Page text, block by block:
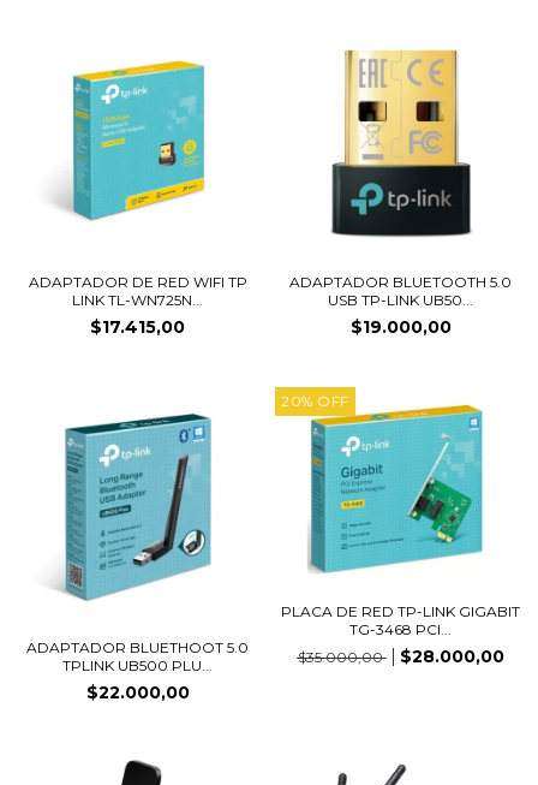
ADAPTADOR DE RED WIFI TP
LINK TL-WN725N...
$17.415,00
ADAPTADOR BLUETOOTH 5.0
USB TP-LINK UB50...
$19.000,00
ADAPTADOR BLUETHOOT 5.0
TPLINK UB500 PLU...
$22.000,00
20% OFF
PLACA DE RED TP-LINK GIGABIT
TG-3468 PCI...
$35.000,00
$28.000,00